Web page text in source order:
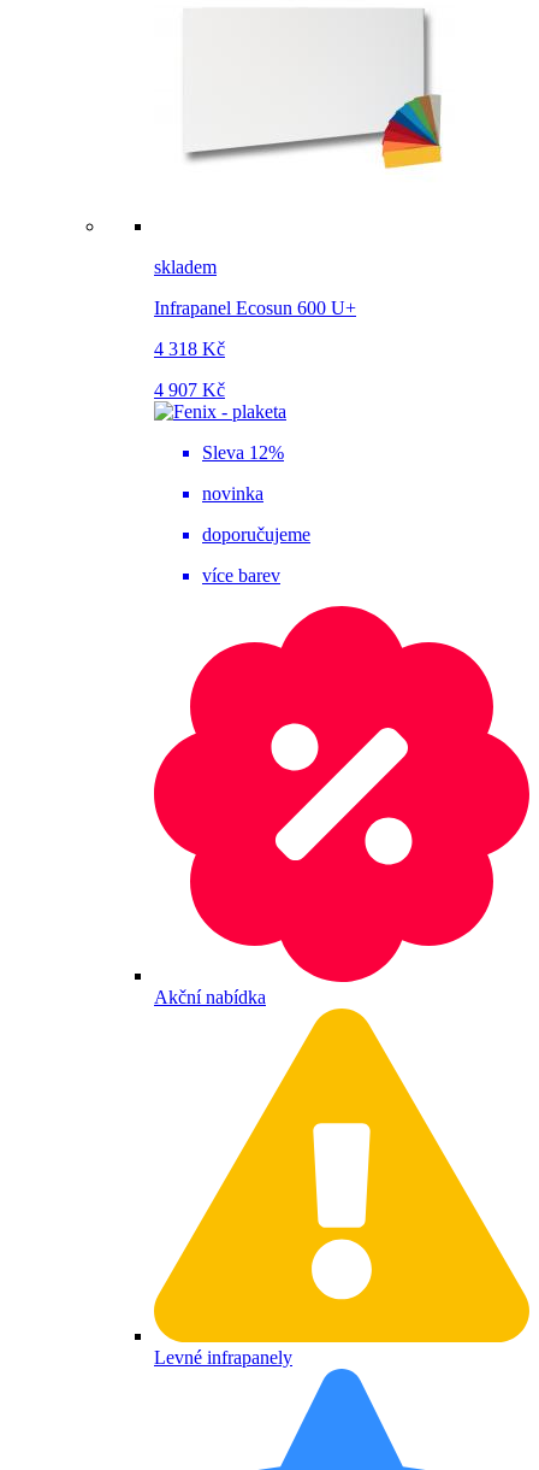
skladem
Infrapanel Ecosun 600 U+
4 318 Kč
4 907 Kč
Sleva 12%
novinka
doporučujeme
více barev
Akční nabídka
Levné infrapanely